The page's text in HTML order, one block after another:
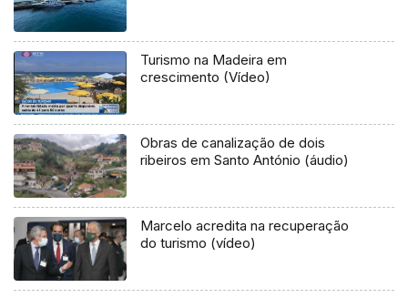
Turismo na Madeira em
crescimento (Vídeo)
Obras de canalização de dois
ribeiros em Santo António (áudio)
Marcelo acredita na recuperação
do turismo (vídeo)